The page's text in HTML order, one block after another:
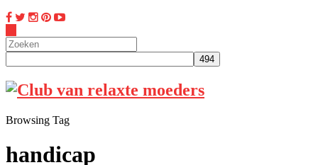
Browsing Tag
handicap